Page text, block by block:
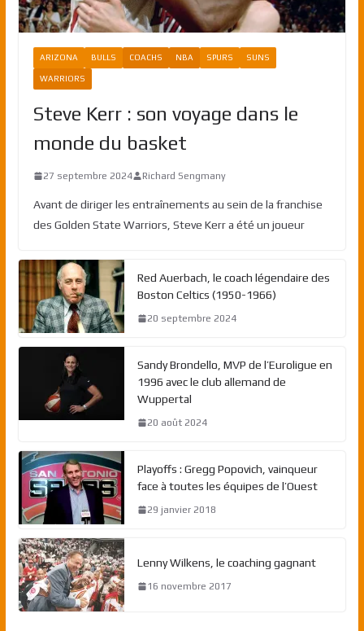
ARIZONA BULLS COACHS NBA SPURS SUNS
WARRIORS
Steve Kerr : son voyage dans le
monde du basket
27 septembre 2024 Richard Sengmany
Avant de diriger les entraînements au sein de la franchise
des Golden State Warriors, Steve Kerr a été un joueur
Red Auerbach, le coach légendaire des
Boston Celtics (1950-1966)
20 septembre 2024
Sandy Brondello, MVP de l’Euroligue en
1996 avec le club allemand de
Wuppertal
20 août 2024
Playoffs : Gregg Popovich, vainqueur
face à toutes les équipes de l’Ouest
29 janvier 2018
Lenny Wilkens, le coaching gagnant
16 novembre 2017